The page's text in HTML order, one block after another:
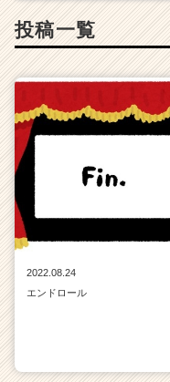
投稿一覧
2022.08.24
エンドロール